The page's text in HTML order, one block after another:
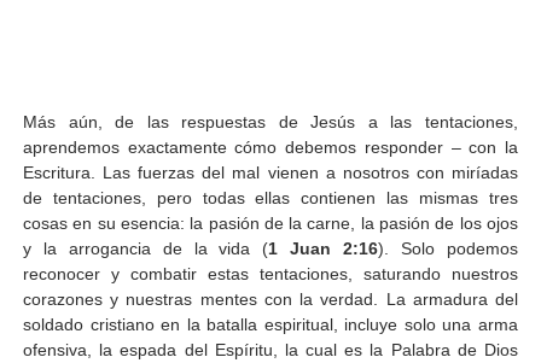
Más aún, de las respuestas de Jesús a las tentaciones,
aprendemos exactamente cómo debemos responder – con la
Escritura. Las fuerzas del mal vienen a nosotros con miríadas
de tentaciones, pero todas ellas contienen las mismas tres
cosas en su esencia: la pasión de la carne, la pasión de los ojos
y la arrogancia de la vida (1 Juan 2:16). Solo podemos
reconocer y combatir estas tentaciones, saturando nuestros
corazones y nuestras mentes con la verdad. La armadura del
soldado cristiano en la batalla espiritual, incluye solo una arma
ofensiva, la espada del Espíritu, la cual es la Palabra de Dios